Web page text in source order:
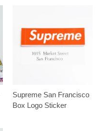
Supreme San Francisco
Box Logo Sticker